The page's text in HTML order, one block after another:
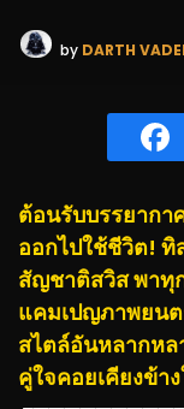
by DARTH
ต้อนรับบรรยากา
ออกไปใช้ชีวิต!
สัญชาติสวิส พาทุ
แคมเปญภาพยน
สไตล์อันหลากห
คู่ใจคอยเคียงข้า